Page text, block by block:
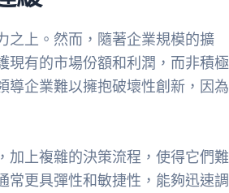
之上。然而，隨著企業規模的擴
現有的市場份額和利潤，而非積極
導企業難以擁抱破壞性創新，因為
加上複雜的決策流程，使得它們難
常更具彈性和敏捷性，能夠迅速調